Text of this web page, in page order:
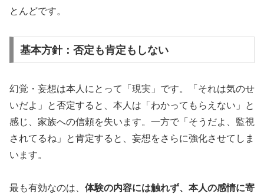
とんどです。
基本方針：否定も肯定もしない
幻覚・妄想は本人にとって「現実」です。「それは気のせ
いだよ」と否定すると、本人は「わかってもらえない」と
感じ、家族への信頼を失います。一方で「そうだよ、監視
されてるね」と肯定すると、妄想をさらに強化させてしま
います。
最も有効なのは、 体験の内容には触れず、本人の感情に寄